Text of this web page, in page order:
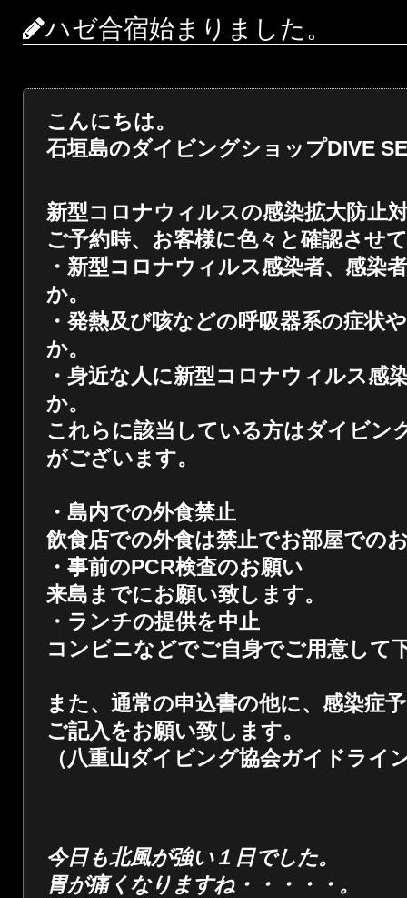
ハゼ合宿始まりました。
こんにちは。
石垣島のダイビングショップDIVE
新型コロナウィルスの感染拡大防止
ご予約時、お客様に色々と確認させ
・新型コロナウィルス感染者、感染
か。
・発熱及び咳などの呼吸器系の症状
か。
・身近な人に新型コロナウィルス感
か。
これらに該当している方はダイビン
がございます。
・島内での外食禁止
飲食店での外食は禁止でお部屋での
・事前のPCR検査のお願い
来島までにお願い致します。
・ランチの提供を中止
コンビニなどでご自身でご用意して
また、通常の申込書の他に、感染症
ご記入をお願い致します。
（八重山ダイビング協会ガイドライ
今日も北風が強い１日でした。
胃が痛くなりますね・・・・・。